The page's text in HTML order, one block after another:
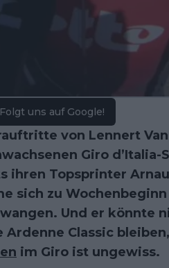
Folgt uns auf Google!
von Lennert
Giro d’Italia-
ihren Topsprinter
sich zu
Und er könnte
Ardenne Classic
im Giro ist ungewiss.